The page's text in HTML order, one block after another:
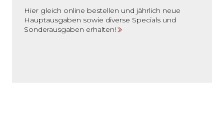
Hier gleich online bestellen und jährlich neue
Hauptausgaben sowie diverse Specials und
Sonderausgaben erhalten!